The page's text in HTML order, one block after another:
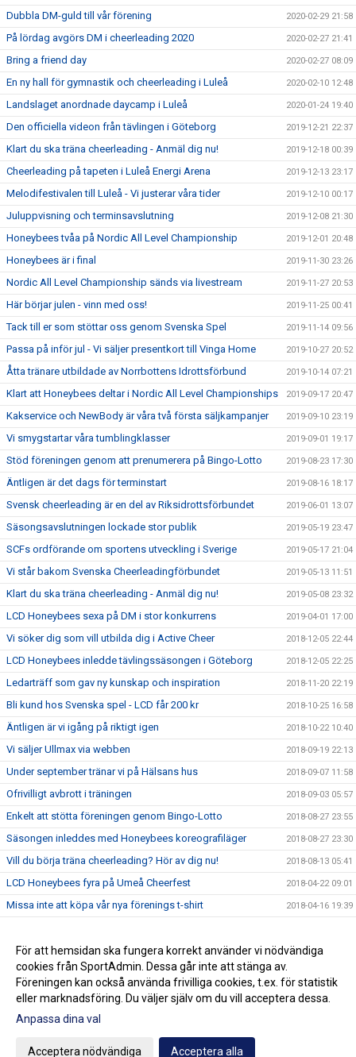
Dubbla DM-guld till vår förening 2020-02-29 21:58
På lördag avgörs DM i cheerleading 2020 2020-02-27 21:41
Bring a friend day 2020-02-27 08:09
En ny hall för gymnastik och cheerleading i Luleå 2020-02-10 12:48
Landslaget anordnade daycamp i Luleå 2020-01-24 19:40
Den officiella videon från tävlingen i Göteborg 2019-12-21 22:37
Klart du ska träna cheerleading - Anmäl dig nu! 2019-12-18 00:39
Cheerleading på tapeten i Luleå Energi Arena 2019-12-13 23:17
Melodifestivalen till Luleå - Vi justerar våra tider 2019-12-10 00:17
Juluppvisning och terminsavslutning 2019-12-08 21:30
Honeybees tvåa på Nordic All Level Championship 2019-12-01 20:48
Honeybees är i final 2019-11-30 23:26
Nordic All Level Championship sänds via livestream 2019-11-27 20:53
Här börjar julen - vinn med oss! 2019-11-25 00:41
Tack till er som stöttar oss genom Svenska Spel 2019-11-14 09:56
Passa på inför jul - Vi säljer presentkort till Vinga Home 2019-10-27 20:52
Åtta tränare utbildade av Norrbottens Idrottsförbund 2019-10-14 07:21
Klart att Honeybees deltar i Nordic All Level Championships 2019-09-17 20:47
Kakservice och NewBody är våra två första säljkampanjer 2019-09-10 23:19
Vi smygstartar våra tumblingklasser 2019-09-01 19:17
Stöd föreningen genom att prenumerera på Bingo-Lotto 2019-08-23 17:30
Äntligen är det dags för terminstart 2019-08-16 18:17
Svensk cheerleading är en del av Riksidrottsförbundet 2019-06-01 13:07
Säsongsavslutningen lockade stor publik 2019-05-19 23:47
SCFs ordförande om sportens utveckling i Sverige 2019-05-17 21:04
Vi står bakom Svenska Cheerleadingförbundet 2019-05-13 11:51
Klart du ska träna cheerleading - Anmäl dig nu! 2019-05-08 23:32
LCD Honeybees sexa på DM i stor konkurrens 2019-04-01 17:00
Vi söker dig som vill utbilda dig i Active Cheer 2018-12-05 22:44
LCD Honeybees inledde tävlingssäsongen i Göteborg 2018-12-05 22:25
Ledarträff som gav ny kunskap och inspiration 2018-11-20 22:19
Bli kund hos Svenska spel - LCD får 200 kr 2018-10-25 16:58
Äntligen är vi igång på riktigt igen 2018-10-22 10:40
Vi säljer Ullmax via webben 2018-09-19 22:13
Under september tränar vi på Hälsans hus 2018-09-07 11:58
Ofrivilligt avbrott i träningen 2018-09-03 05:57
Enkelt att stötta föreningen genom Bingo-Lotto 2018-08-27 23:55
Säsongen inleddes med Honeybees koreografiläger 2018-08-27 23:30
Vill du börja träna cheerleading? Hör av dig nu! 2018-08-13 05:41
LCD Honeybees fyra på Umeå Cheerfest 2018-04-22 09:01
Missa inte att köpa vår nya förenings t-shirt 2018-04-16 19:39
Träna och tävla med LCD säsongen 18/19 2018-03-25 17:21
LCD Honeybees tvåa på DM 2018-03-05 17:45
Gå till Webbversion
För att hemsidan ska fungera korrekt använder vi nödvändiga
cookies från SportAdmin. Dessa går inte att stänga av.
Föreningen kan också använda frivilliga cookies, t.ex. för statistik
eller marknadsföring. Du väljer själv om du vill acceptera dessa.
Anpassa dina val
Acceptera nödvändiga Acceptera alla